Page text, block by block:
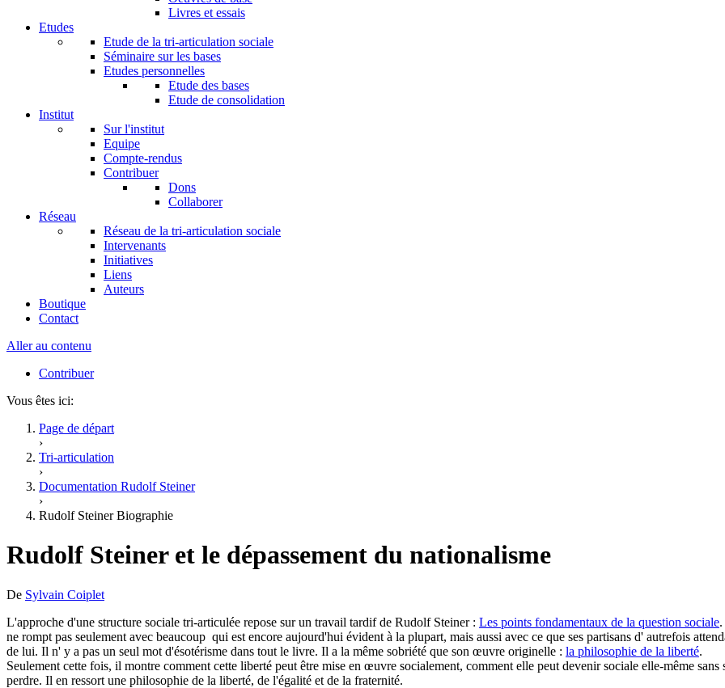
Livres et essais
Etudes
Etude de la tri-articulation sociale
Séminaire sur les bases
Etudes personnelles
Etude des bases
Etude de consolidation
Institut
Sur l'institut
Equipe
Compte-rendus
Contribuer
Dons
Collaborer
Réseau
Réseau de la tri-articulation sociale
Intervenants
Initiatives
Liens
Auteurs
Boutique
Contact
Aller au contenu
Contribuer
Vous êtes ici:
Page de départ
›
Tri-articulation
›
Documentation Rudolf Steiner
›
Rudolf Steiner Biographie
Rudolf Steiner et le dépassement du nationalisme
De Sylvain Coiplet
L'approche d'une structure sociale tri-articulée repose sur un travail tardif de Rudolf Steiner : Les points fondamentaux de la question sociale
ne rompt pas seulement avec beaucoup qui est encore aujourd'hui évident à la plupart, mais aussi avec ce que ses partisans d' autrefois
de lui. Il n' y a pas un seul mot d'ésotérisme dans tout le livre. Il a la même sobriété que son œuvre originelle : la philosophie de la liberté.
Seulement cette fois, il montre comment cette liberté peut être mise en œuvre socialement, comment elle peut devenir sociale elle-même sans
perdre. Il en ressort une philosophie de la liberté, de l'égalité et de la fraternité.